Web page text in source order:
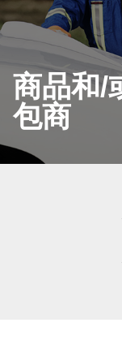
商品和/
包商